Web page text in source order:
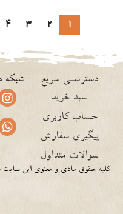
1
2
3
4
دسترسـی سریع
سبد خرید
حساب کاربری
پیگیری سفارش
سوالات متداول
شبکه
کلیه حقوق مادی و معنوی این سایت